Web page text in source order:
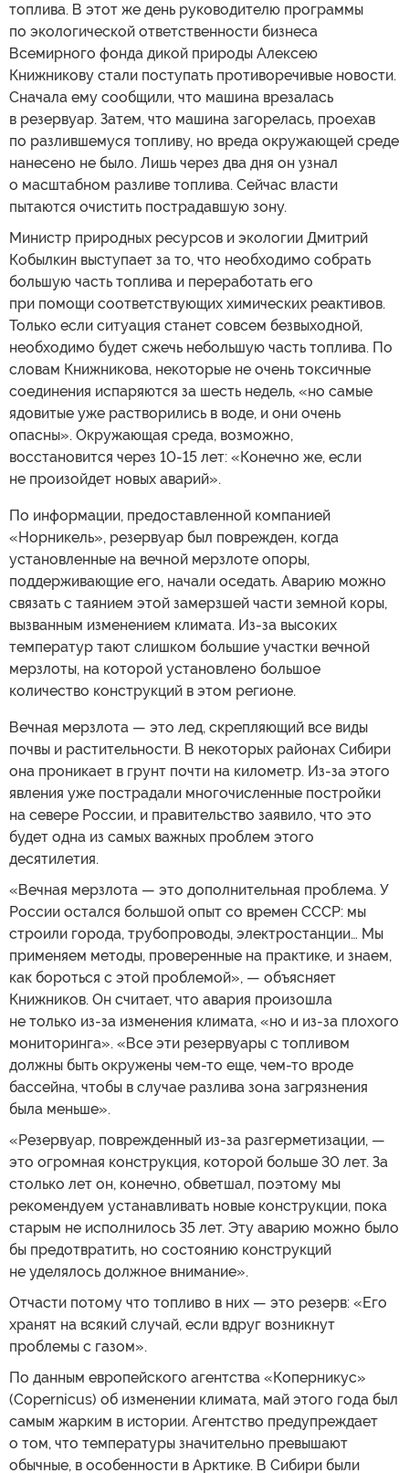
топлива. В этот же день руководителю программы
по экологической ответственности бизнеса
Всемирного фонда дикой природы Алексею
Книжникову стали поступать противоречивые новости.
Сначала ему сообщили, что машина врезалась
в резервуар. Затем, что машина загорелась, проехав
по разлившемуся топливу, но вреда окружающей среде
нанесено не было. Лишь через два дня он узнал
о масштабном разливе топлива. Сейчас власти
пытаются очистить пострадавшую зону.
Министр природных ресурсов и экологии Дмитрий
Кобылкин выступает за то, что необходимо собрать
большую часть топлива и переработать его
при помощи соответствующих химических реактивов.
Только если ситуация станет совсем безвыходной,
необходимо будет сжечь небольшую часть топлива. По
словам Книжникова, некоторые не очень токсичные
соединения испаряются за шесть недель, «но самые
ядовитые уже растворились в воде, и они очень
опасны». Окружающая среда, возможно,
восстановится через 10-15 лет: «Конечно же, если
не произойдет новых аварий».
По информации, предоставленной компанией
«Норникель», резервуар был поврежден, когда
установленные на вечной мерзлоте опоры,
поддерживающие его, начали оседать. Аварию можно
связать с таянием этой замерзшей части земной коры,
вызванным изменением климата. Из-за высоких
температур тают слишком большие участки вечной
мерзлоты, на которой установлено большое
количество конструкций в этом регионе.
Вечная мерзлота — это лед, скрепляющий все виды
почвы и растительности. В некоторых районах Сибири
она проникает в грунт почти на километр. Из-за этого
явления уже пострадали многочисленные постройки
на севере России, и правительство заявило, что это
будет одна из самых важных проблем этого
десятилетия.
«Вечная мерзлота — это дополнительная проблема. У
России остался большой опыт со времен СССР: мы
строили города, трубопроводы, электростанции… Мы
применяем методы, проверенные на практике, и знаем,
как бороться с этой проблемой», — объясняет
Книжников. Он считает, что авария произошла
не только из-за изменения климата, «но и из-за плохого
мониторинга». «Все эти резервуары с топливом
должны быть окружены чем-то еще, чем-то вроде
бассейна, чтобы в случае разлива зона загрязнения
была меньше».
«Резервуар, поврежденный из-за разгерметизации, —
это огромная конструкция, которой больше 30 лет. За
столько лет он, конечно, обветшал, поэтому мы
рекомендуем устанавливать новые конструкции, пока
старым не исполнилось 35 лет. Эту аварию можно было
бы предотвратить, но состоянию конструкций
не уделялось должное внимание».
Отчасти потому что топливо в них — это резерв: «Его
хранят на всякий случай, если вдруг возникнут
проблемы с газом».
По данным европейского агентства «Коперникус»
(Copernicus) об изменении климата, май этого года был
самым жарким в истории. Агентство предупреждает
о том, что температуры значительно превышают
обычные, в особенности в Арктике. В Сибири были